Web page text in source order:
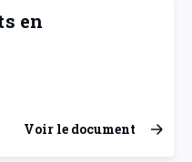
en
Voir le document